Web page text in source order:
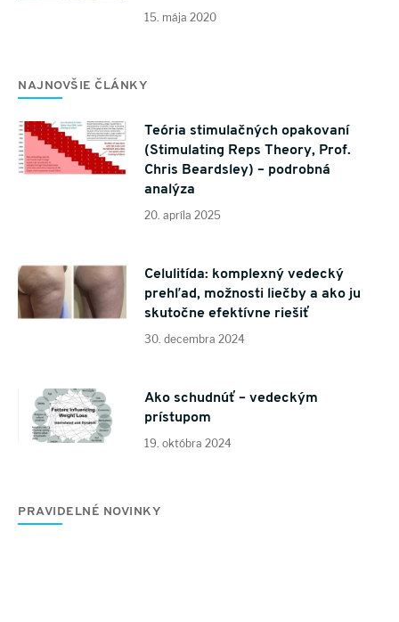
15. mája 2020
NAJNOVŠIE ČLÁNKY
Teória stimulačných opakovaní
(Stimulating Reps Theory, Prof.
Chris Beardsley) – podrobná
analýza
20. apríla 2025
Celulitída: komplexný vedecký
prehľad, možnosti liečby a ako ju
skutočne efektívne riešiť
30. decembra 2024
Ako schudnúť – vedeckým
prístupom
19. októbra 2024
PRAVIDELNÉ NOVINKY